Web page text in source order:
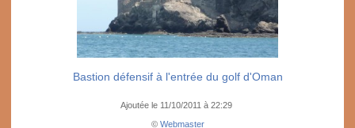
Bastion défensif à l'entrée du golf d'Oman
Ajoutée le 11/10/2011 à 22:29
© Webmaster